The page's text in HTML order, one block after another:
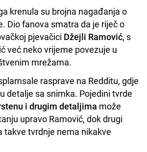
krenula su brojna nagađanja o
Dio fanova smatra da je riječ o
pjevačici Džejli Ramović, s
već neko vrijeme povezuje u
mrežama.
rasprave na Redditu, gdje
detalje sa snimka. Pojedini tvrde
i drugim detaljima može
upravo Ramović, dok drugi
takve tvrdnje nema nikakve